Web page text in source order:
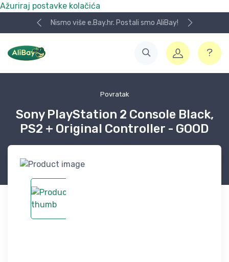
Ažuriraj postavke kolačića
Nismo više e.Bay.hr. Postali smo AliBay!
Povratak
Sony PlayStation 2 Console Black,
PS2 + Original Controller - GOOD